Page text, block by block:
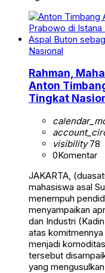
Nasional
Rahman,
Anton
Tingkat
visibility78
0Komentar
JAKARTA,
mahasiswa asal
menempuh
menyampaikan
dan Industri
atas
menjadi
tersebut
yang